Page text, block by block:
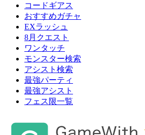
コードギアス
おすすめガチャ
EXラッシュ
8月クエスト
ワンタッチ
モンスター検索
アシスト検索
最強パーティ
最強アシスト
フェス限一覧